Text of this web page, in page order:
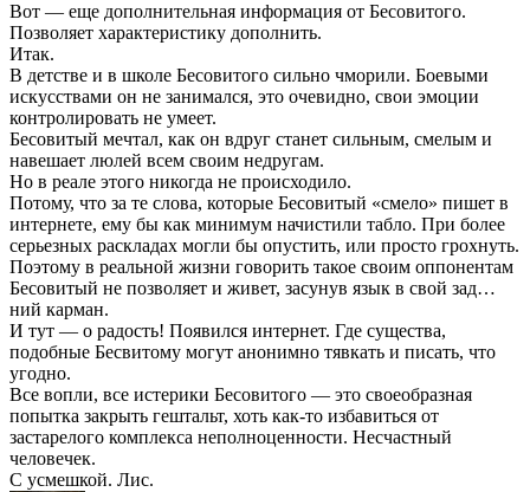
Вот — еще дополнительная информация от Бесовитого.
Позволяет характеристику дополнить.
Итак.
В детстве и в школе Бесовитого сильно чморили. Боевыми
искусствами он не занимался, это очевидно, свои эмоции
контролировать не умеет.
Бесовитый мечтал, как он вдруг станет сильным, смелым и
навешает люлей всем своим недругам.
Но в реале этого никогда не происходило.
Потому, что за те слова, которые Бесовитый «смело» пишет в
интернете, ему бы как минимум начистили табло. При более
серьезных раскладах могли бы опустить, или просто грохнуть.
Поэтому в реальной жизни говорить такое своим оппонентам
Бесовитый не позволяет и живет, засунув язык в свой зад…
ний карман.
И тут — о радость! Появился интернет. Где существа,
подобные Бесвитому могут анонимно тявкать и писать, что
угодно.
Все вопли, все истерики Бесовитого — это своеобразная
попытка закрыть гештальт, хоть как-то избавиться от
застарелого комплекса неполноценности. Несчастный
человечек.
С усмешкой. Лис.